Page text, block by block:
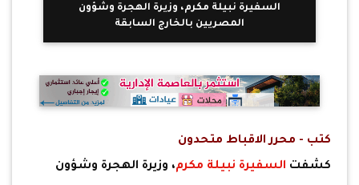
السفيرة نبيلة مكرم، وزيرة الهجرة وشؤون
المصريين بالخارج السابقة
كتب - محرر الاقباط متحدون
كشفت السفيرة نبيلة مكرم، وزيرة الهجرة وشؤون